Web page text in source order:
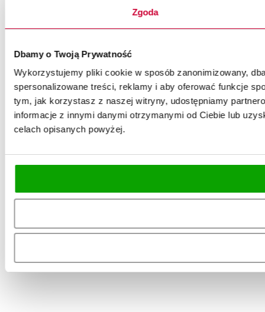
Zgoda
Dbamy o Twoją Prywatność
Wykorzystujemy pliki cookie w sposób zanonimizowany,
spersonalizowane treści, reklamy i aby oferować funkcje
tym, jak korzystasz z naszej witryny, udostępniamy
informacje z innymi danymi otrzymanymi od Ciebie lub
celach opisanych powyżej.